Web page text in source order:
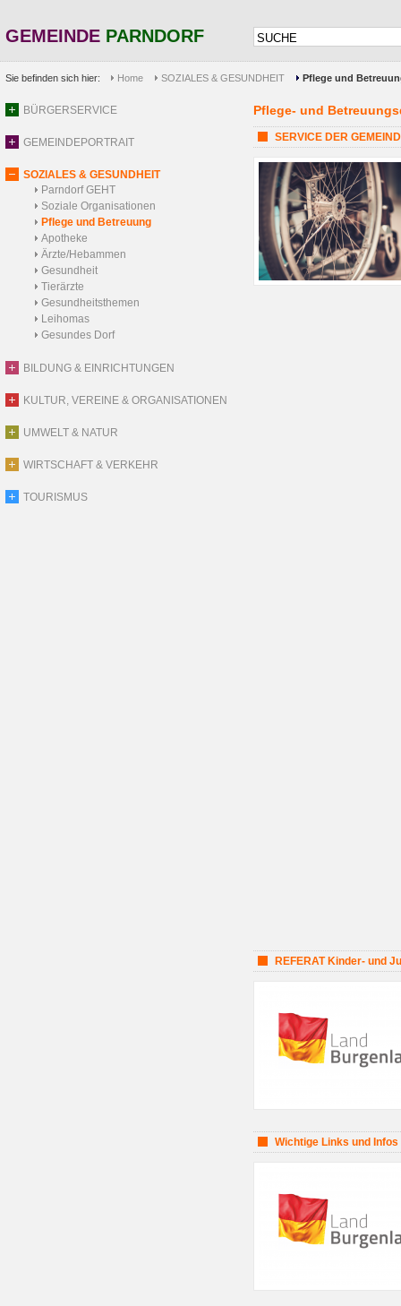
GEMEINDE PARNDORF
Sie befinden sich hier: Home SOZIALES & GESUNDHEIT Pflege und
BÜRGERSERVICE
GEMEINDEPORTRAIT
SOZIALES & GESUNDHEIT
Parndorf GEHT
Soziale Organisationen
Pflege und Betreuung
Apotheke
Ärzte/Hebammen
Gesundheit
Tierärzte
Gesundheitsthemen
Leihomas
Gesundes Dorf
BILDUNG & EINRICHTUNGEN
KULTUR, VEREINE & ORGANISATIONEN
UMWELT & NATUR
WIRTSCHAFT & VERKEHR
TOURISMUS
Pflege- und
SERVICE DER
REFERAT Kinder- und
Wichtige Links und Infos